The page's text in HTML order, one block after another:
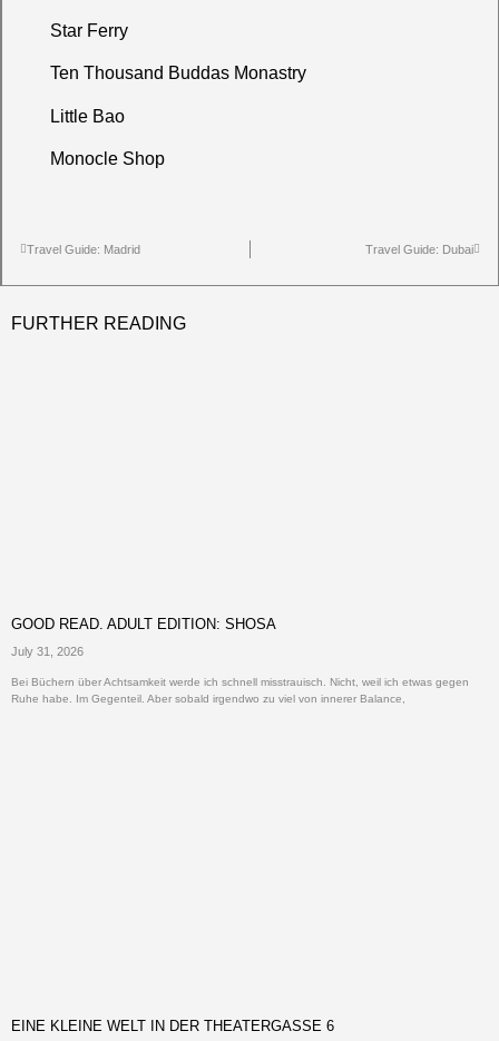
Star Ferry
Ten Thousand Buddas Monastry
Little Bao
Monocle Shop
Travel Guide: Madrid Travel Guide: Dubai
FURTHER READING
GOOD READ. ADULT EDITION: SHOSA
July 31, 2026
Bei Büchern über Achtsamkeit werde ich schnell misstrauisch. Nicht, weil ich etwas gegen
Ruhe habe. Im Gegenteil. Aber sobald irgendwo zu viel von innerer Balance,
EINE KLEINE WELT IN DER THEATERGASSE 6